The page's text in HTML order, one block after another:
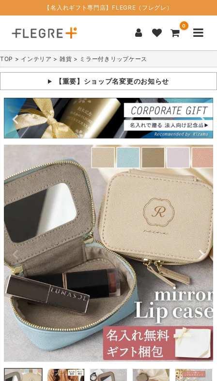
【名入れギフト専門店】FLEGRE（フレグレ）
0
TOP インテリア 雑貨 ミラー付きリップケース
【重要】ショップ名変更のお知らせ